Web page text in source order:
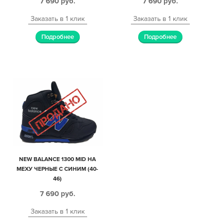
Заказать в 1 клик
Подробнее
Заказать в 1 клик
Подробнее
NEW BALANCE 1300 MID НА
МЕХУ ЧЕРНЫЕ С СИНИМ (40-
46)
7 690 руб.
Заказать в 1 клик